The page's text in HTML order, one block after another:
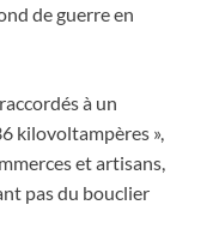
de guerre en
à un
kilovoltampères »,
et artisans,
pas du bouclier